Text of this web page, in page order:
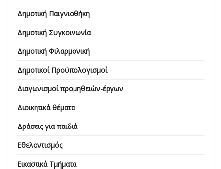
Δημοτική Παιγνιοθήκη
Δημοτική Συγκοινωνία
Δημοτική Φιλαρμονική
Δημοτικοί Προϋπολογισμοί
Διαγωνισμοί προμηθειών-έργων
Διοικητικά θέματα
Δράσεις για παιδιά
Εθελοντισμός
Εικαστικά Τμήματα